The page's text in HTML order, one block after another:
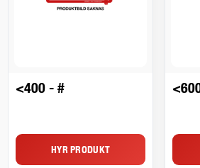
<400 - #
HYR PRODUKT